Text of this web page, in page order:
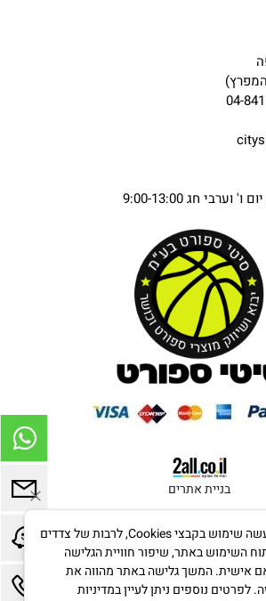
בניית אתרים
לידיעתך, באתרנו נעשה שימוש בקבצי Cookies, לרבות של צדדים
השימוש באתר, שיפור חוויית הגלישה
אישית. המשך גלישה באתר מהווה את
נוספים ניתן לעיין במדיניות